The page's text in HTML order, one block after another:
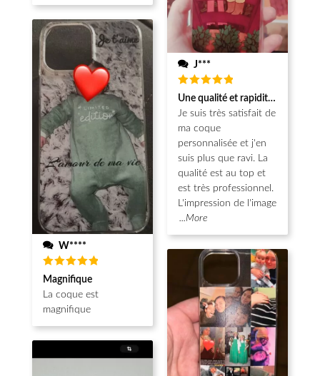
W****
Note5
sur 5
Magnifique
La coque est
magnifique
J***
Note5
sur 5
Une qualité et rapidité au top!
Je suis très satisfait de
ma coque
personnalisée et j'en
suis plus que ravi. La
qualité est au top et
est très professionnel.
L'impression de l'image
...More